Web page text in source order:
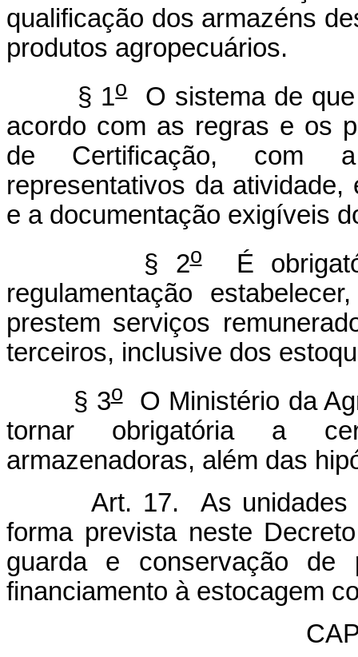
qualificação dos armazéns
produtos agropecuários.
§ 1oO sistema de
acordo com as regras e os
de Certificação, com
representativos da
e a documentação exigíveis
§ 2oÉ
regulamentação
prestem serviços
terceiros, inclusive dos
§ 3oO Ministério da
tornar obrigatória a
armazenadoras, além das
Art. 17. As unidades
forma prevista neste
guarda e conservação de
financiamento à estocagem